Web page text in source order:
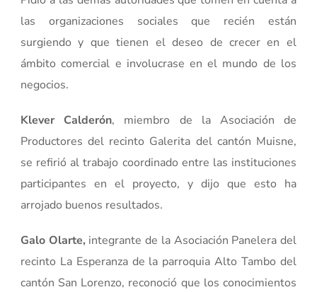
las organizaciones sociales que recién están
surgiendo y que tienen el deseo de crecer en el
ámbito comercial e involucrase en el mundo de los
negocios.
Klever Calderón, miembro de la Asociación de
Productores del recinto Galerita del cantón Muisne,
se refirió al trabajo coordinado entre las instituciones
participantes en el proyecto, y dijo que esto ha
arrojado buenos resultados.
Galo Olarte, integrante de la Asociación Panelera del
recinto La Esperanza de la parroquia Alto Tambo del
cantón San Lorenzo, reconoció que los conocimientos